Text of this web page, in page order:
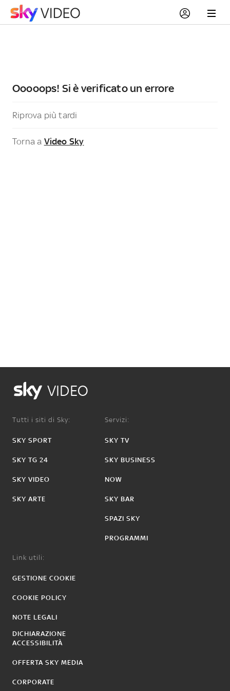
Ooooops! Si è verificato un errore
Riprova più tardi
Torna a Video Sky
VIDEO
Tutti i siti di Sky:
SKY SPORT
SKY TG 24
SKY VIDEO
SKY ARTE
Servizi:
SKY TV
SKY BUSINESS
NOW
SKY BAR
SPAZI SKY
PROGRAMMI
Link utili:
GESTIONE COOKIE
COOKIE POLICY
NOTE LEGALI
DICHIARAZIONE
ACCESSIBILITÀ
OFFERTA SKY MEDIA
CORPORATE